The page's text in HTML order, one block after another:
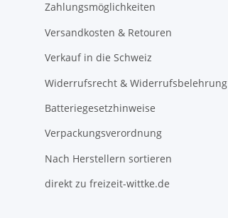
Zahlungsmöglichkeiten
Versandkosten & Retouren
Verkauf in die Schweiz
Widerrufsrecht & Widerrufsbelehrung
Batteriegesetzhinweise
Verpackungsverordnung
Nach Herstellern sortieren
direkt zu freizeit-wittke.de